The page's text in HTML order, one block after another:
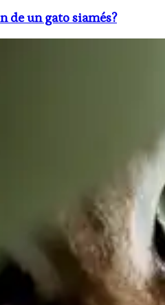
de un gato siamés?